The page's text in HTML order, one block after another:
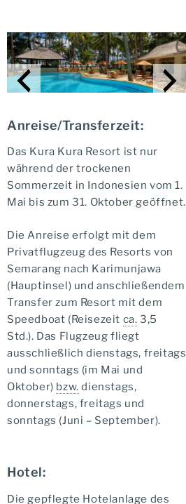
Anreise/Transferzeit:
Das Kura Kura Resort ist nur
während der trockenen
Sommerzeit in Indonesien vom 1.
Mai bis zum 31. Oktober geöffnet.
Die Anreise erfolgt mit dem
Privatflugzeug des Resorts von
Semarang nach Karimunjawa
(Hauptinsel) und anschließendem
Transfer zum Resort mit dem
Speedboat (Reisezeit ca. 3,5
Std.). Das Flugzeug fliegt
ausschließlich dienstags, freitags
und sonntags (im Mai und
Oktober) bzw. dienstags,
donnerstags, freitags und
sonntags (Juni – September).
Hotel:
Die gepflegte Hotelanlage des